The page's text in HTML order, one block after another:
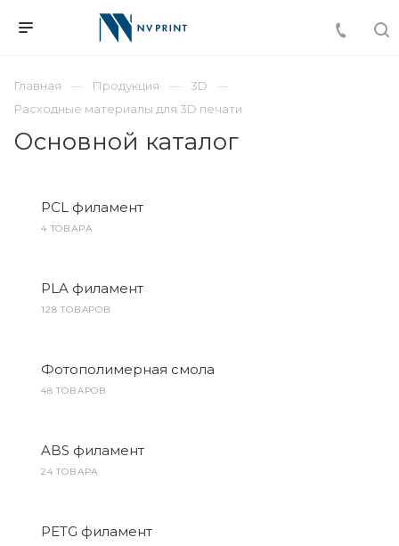
Главная Продукция
3D
Расходные материалы для 3D печати
Основной каталог
PCL филамент
4 ТОВАРА
PLA филамент
128 ТОВАРОВ
Фотополимерная смола
48 ТОВАРОВ
ABS филамент
24 ТОВАРА
PETG филамент